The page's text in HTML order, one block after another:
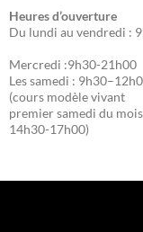
Heures d’ouverture
Du lundi au vendredi :
Mercredi :9h30-21h00
Les samedi :
(cours modèle vivant
premier samedi du mois
14h30-17h00)